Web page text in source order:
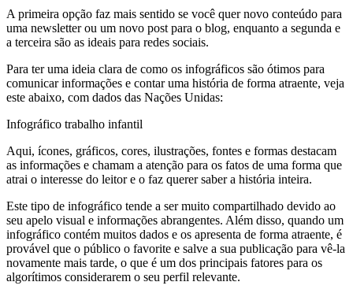
A primeira opção faz mais sentido se você quer novo conteúdo para
uma newsletter ou um novo post para o blog, enquanto a segunda e
a terceira são as ideais para redes sociais.
Para ter uma ideia clara de como os infográficos são ótimos para
comunicar informações e contar uma história de forma atraente, veja
este abaixo, com dados das Nações Unidas:
Infográfico trabalho infantil
Aqui, ícones, gráficos, cores, ilustrações, fontes e formas destacam
as informações e chamam a atenção para os fatos de uma forma que
atrai o interesse do leitor e o faz querer saber a história inteira.
Este tipo de infográfico tende a ser muito compartilhado devido ao
seu apelo visual e informações abrangentes. Além disso, quando um
infográfico contém muitos dados e os apresenta de forma atraente, é
provável que o público o favorite e salve a sua publicação para vê-la
novamente mais tarde, o que é um dos principais fatores para os
algorítimos considerarem o seu perfil relevante.